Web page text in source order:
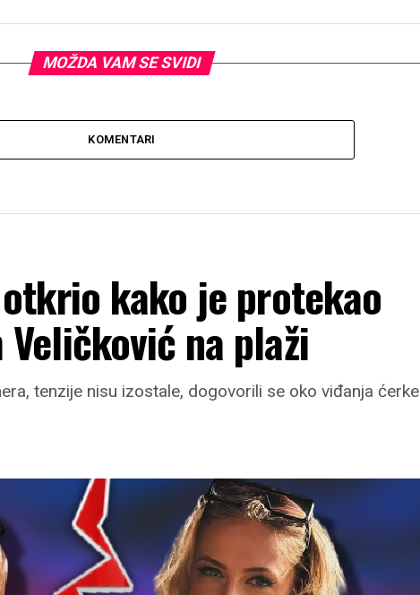
MOŽDA VAM SE SVIDI
KOMENTARI
kako je protekao
na plaži
tenzije nisu izostale, dogovorili se oko viđanja ćerke